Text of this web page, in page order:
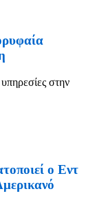
στην
ο Εντ